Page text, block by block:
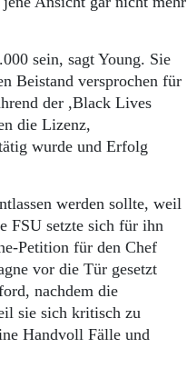
sein, sagt Young. Sie
Beistand versprochen für
der ,Black Lives
die Lizenz,
wurde und Erfolg
werden sollte, weil
FSU setzte sich für ihn
Petition für den Chef
vor die Tür gesetzt
nachdem die
sie sich kritisch zu
Handvoll Fälle und